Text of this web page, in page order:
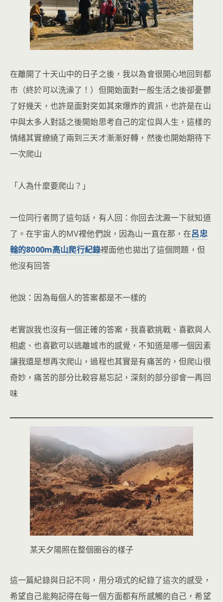
在離開了十天山中的日子之後，我以為會很開心地回到都
市（終於可以洗澡了！）但開始面對一般生活之後卻憂鬱
了好幾天，也許是面對突如其來爆炸的資訊，也許是在山
中與太多人對話之後開始思考自己的定位與人生，這樣的
情緒其實繚繞了兩到三天才漸漸好轉，然後也開始期待下
一次爬山
「人為什麼要爬山？」
一位同行者問了這句話，有人回：你回去沈澱一下就知道
了。在宇宙人的MV裡他們說，因為山一直在那，在呂忠
翰的8000m高山爬行紀錄裡面他也拋出了這個問題，但
他沒有回答
他說：因為每個人的答案都是不一樣的
老實說我也沒有一個正確的答案，我喜歡挑戰、喜歡與人
相處、也喜歡可以逃離城市的感覺，不知道是哪一個因素
讓我還是想再次爬山，過程也其實是有痛苦的，但爬山很
奇妙，痛苦的部分比較容易忘記，深刻的部分卻會一再回
味
某天夕陽照在整個圈谷的樣子
這一篇紀錄與日記不同，用分項式的紀錄了這次的感受，
希望自己能夠記得在每一個方面都有所感觸的自己，希望